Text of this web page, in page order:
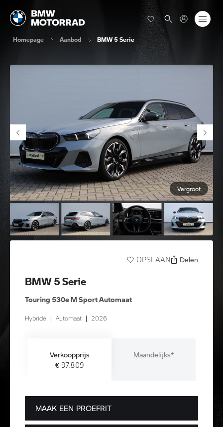
Homepage Aanbod BMW 5 Serie
Vergroot
OPSLAAN Delen
BMW 5 Serie
Touring 530e M Sport Automaat
Hybride | Automaat | 2026
Verkoopprijs
€ 97.809
Maandelijks*
---
MAAK EEN PROEFRIT